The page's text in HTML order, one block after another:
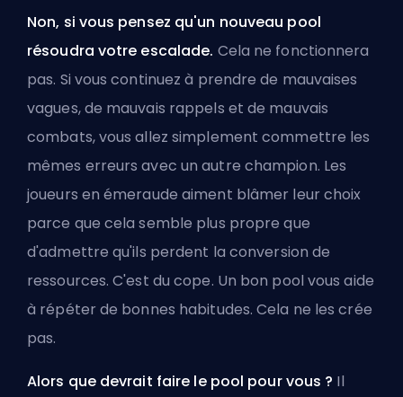
Non, si vous pensez qu'un nouveau pool
résoudra votre escalade. Cela ne fonctionnera
pas. Si vous continuez à prendre de mauvaises
vagues, de mauvais rappels et de mauvais
combats, vous allez simplement commettre les
mêmes erreurs avec un autre champion. Les
joueurs en émeraude aiment blâmer leur choix
parce que cela semble plus propre que
d'admettre qu'ils perdent la conversion de
ressources. C'est du cope. Un bon pool vous aide
à répéter de bonnes habitudes. Cela ne les crée
pas.
Alors que devrait faire le pool pour vous ? Il